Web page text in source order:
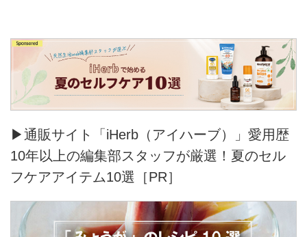
▶通販サイト「iHerb（アイハーブ）」愛用歴
10年以上の編集部スタッフが厳選！夏のセル
フケアアイテム10選［PR］